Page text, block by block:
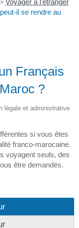
> Voyager à l'étranger
il se rendre au
Français
?
légale et administrative
si vous êtes
franco-marocaine.
voyagent seuls, des
être demandés.